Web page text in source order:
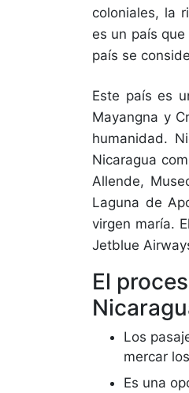
coloniales, la
es un país
país se
Este país es
Mayangna y
humanidad.
Nicaragua
Allende,
Laguna de
virgen maría.
Jetblue
El
Los
mercar
Es una